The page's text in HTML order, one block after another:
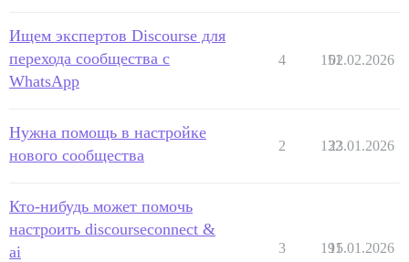
Ищем экспертов Discourse для
перехода сообщества с
WhatsApp
4 151
02.02.2026
Нужна помощь в настройке
нового сообщества
2 132
23.01.2026
Кто-нибудь может помочь
настроить discourseconnect &
ai
3 191
15.01.2026